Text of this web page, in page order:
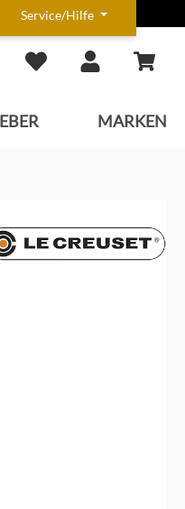
Service/Hilfe
MARKEN